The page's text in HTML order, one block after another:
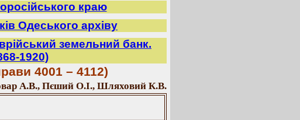
краю
Одеського архіву
земельний банк.
1920)
4001 – 4112)
А.В., Пєший О.І., Шляховий К.В.